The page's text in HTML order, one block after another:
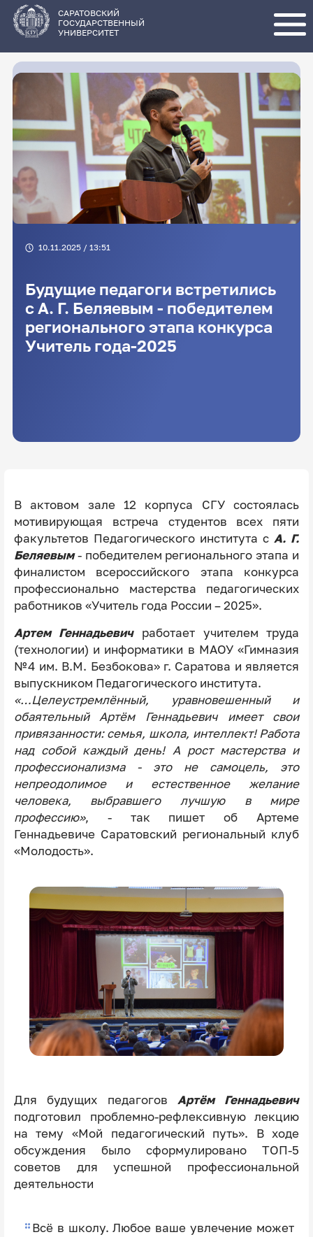
основному
содержанию
САРАТОВСКИЙ
ГОСУДАРСТВЕННЫЙ
УНИВЕРСИТЕТ
10.11.2025 / 13:51
Будущие педагоги встретились
с А. Г. Беляевым - победителем
регионального этапа конкурса
Учитель года-2025
В актовом зале 12 корпуса СГУ состоялась
мотивирующая встреча студентов всех пяти
факультетов Педагогического института с А. Г.
Беляевым- победителем регионального этапа и
финалистом всероссийского этапа конкурса
профессионально мастерства педагогических
работников «Учитель года России – 2025».
Артем Геннадьевичработает учителем труда
(технологии) и информатики в МАОУ «Гимназия
№4 им. В.М. Безбокова» г. Саратова и является
выпускником Педагогического института.
«…Целеустремлённый, уравновешенный и
обаятельный Артём Геннадьевич имеет свои
привязанности: семья, школа, интеллект! Работа
над собой каждый день! А рост мастерства и
профессионализма - это не самоцель, это
непреодолимое и естественное желание
человека, выбравшего лучшую в мире
профессию», - так пишет об Артеме
Геннадьевиче Саратовский региональный клуб
«Молодость».
Для будущих педагогов Артём Геннадьевич
подготовил проблемно-рефлексивную лекцию
на тему «Мой педагогический путь». В ходе
обсуждения было сформулировано ТОП-5
советов для успешной профессиональной
деятельности
Всё в школу. Любое ваше увлечение может